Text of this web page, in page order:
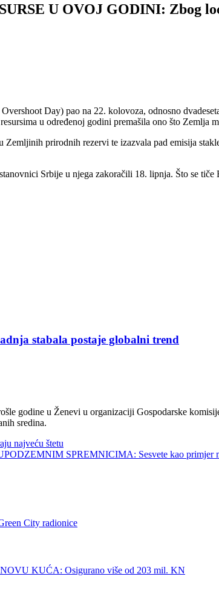
U OVOJ GODINI: Zbog
Day) pao na 22. kolovoza, odnosno
u određenoj godini premašila ono što Zemlja
prirodnih rezervi te izazvala pad emisija
Srbije u njega zakoračili 18. lipnja. Što se
stabala postaje globalni trend
godine u Ženevi u organizaciji Gospodarske
sredina.
najveću štetu
SPREMNICIMA: Sesvete kao primjer
City radionice
KUĆA: Osigurano više od 203 mil. KN